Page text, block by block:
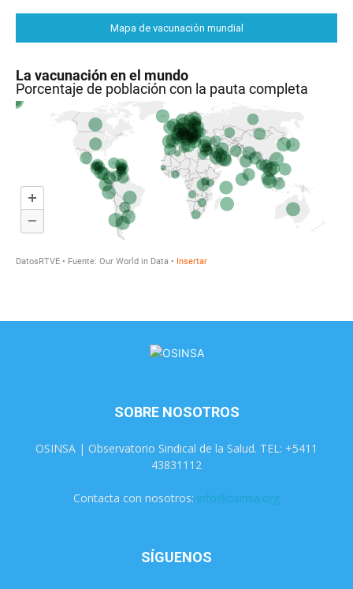
Mapa de vacunación mundial
SOBRE NOSOTROS
OSINSA | Observatorio Sindical de la Salud. TEL: +5411
43831112
Contacta con nosotros: info@osinsa.org
SÍGUENOS